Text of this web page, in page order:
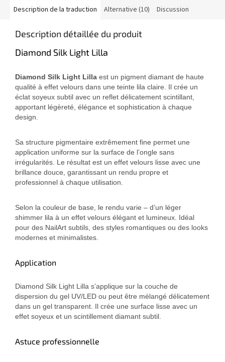
Description de la traduction Alternative (10) Discussion
Description détaillée du produit
Diamond Silk Light Lilla
Diamond Silk Light Lilla est un pigment diamant de haute
qualité à effet velours dans une teinte lila claire. Il crée un
éclat soyeux subtil avec un reflet délicatement scintillant,
apportant légèreté, élégance et sophistication à chaque
design.
Sa structure pigmentaire extrêmement fine permet une
application uniforme sur la surface de l’ongle sans
irrégularités. Le résultat est un effet velours lisse avec une
brillance douce, garantissant un rendu propre et
professionnel à chaque utilisation.
Selon la couleur de base, le rendu varie – d’un léger
shimmer lila à un effet velours élégant et lumineux. Idéal
pour des NailArt subtils, des styles romantiques ou des looks
modernes et minimalistes.
Application
Diamond Silk Light Lilla s’applique sur la couche de
dispersion du gel UV/LED ou peut être mélangé délicatement
dans un gel transparent. Il crée une surface lisse avec un
effet soyeux et un scintillement diamant subtil.
Astuce professionnelle